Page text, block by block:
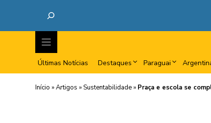
Últimas Notícias Destaques Paraguai
Início »Artigos »Sustentabilidade » Praça e escola se